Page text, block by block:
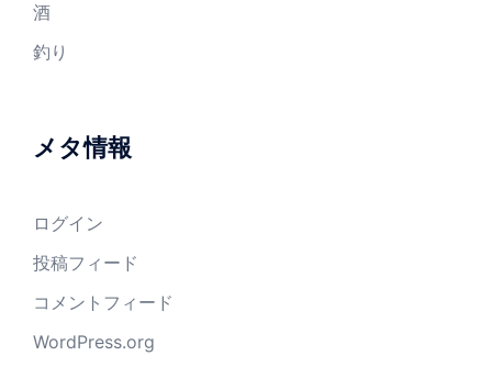
酒
釣り
メタ情報
ログイン
投稿フィード
コメントフィード
WordPress.org